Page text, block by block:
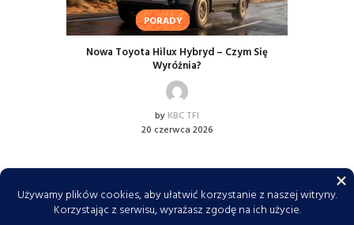
PORADY
Nowa Toyota Hilux Hybryd – Czym Się
Wyróżnia?
by KBC TFI
20 czerwca 2026
KBC TFI © 2026. Wszelkie prawa zastrzeżone. Do